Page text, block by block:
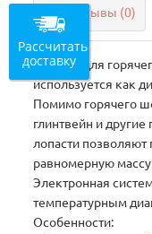
Отзывы (0)
Аппарат для
используется как
Помимо горячего
глинтвейн и
лопасти
равномерную
Электронная
температурным
Особенности:
Рассчитать
доставку